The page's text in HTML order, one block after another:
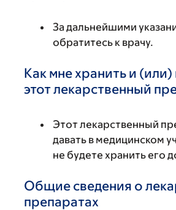
За дальнейшими
обратитесь к врачу.
Как мне хранить и
этот лекарственный
Этот лекарственный
давать в медицинском
не будете хранить его
Общие сведения о
препаратах